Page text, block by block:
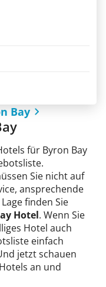
Bay
für Byron Bay
Sie nicht auf
ansprechende
finden Sie
Hotel. Wenn Sie
Hotel auch
einfach
jetzt schauen
an und